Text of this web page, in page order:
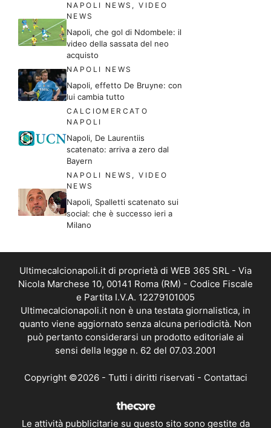
NAPOLI NEWS ,VIDEO
NEWS
Napoli, che gol di Ndombele: il
video della sassata del neo
acquisto
NAPOLI NEWS
Napoli, effetto De Bruyne: con
lui cambia tutto
CALCIOMERCATO
NAPOLI
Napoli, De Laurentiis
scatenato: arriva a zero dal
Bayern
NAPOLI NEWS ,VIDEO
NEWS
Napoli, Spalletti scatenato sui
social: che è successo ieri a
Milano
Ultimecalcionapoli.it di proprietà di WEB 365 SRL - Via
Nicola Marchese 10, 00141 Roma (RM) - Codice Fiscale
e Partita I.V.A. 12279101005
Ultimecalcionapoli.it non è una testata giornalistica, in
quanto viene aggiornato senza alcuna periodicità. Non
può pertanto considerarsi un prodotto editoriale ai
sensi della legge n. 62 del 07.03.2001
Copyright ©2026 - Tutti i diritti riservati - Contattaci
Le attività pubblicitarie su questo sito sono gestite da